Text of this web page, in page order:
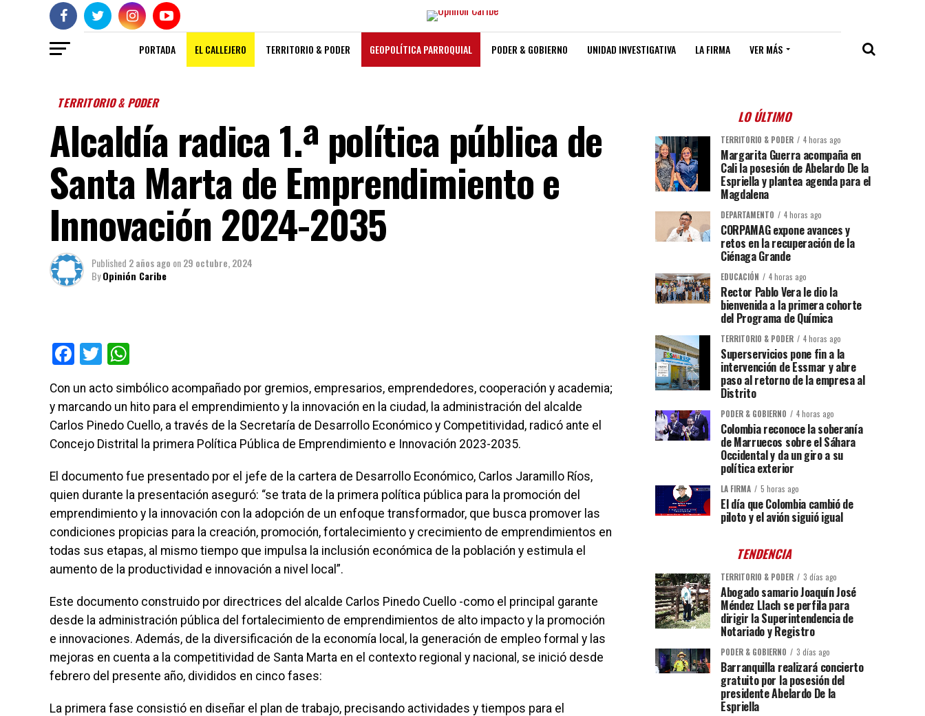
PORTADA EL CALLEJERO TERRITORIO & PODER GEOPOLÍTICA PARROQUIAL PODER & GOBIERNO UNIDAD INVESTIGATIVA LA FIRMA VER MÁS
TERRITORIO & PODER
Alcaldía radica 1.ª política pública de
Santa Marta de Emprendimiento e
Innovación 2024-2035
Published 2 años ago on29 octubre, 2024
ByOpinión Caribe
Facebook
Twitter
Con un acto simbólico acompañado por gremios, empresarios, emprendedores, cooperación y academia;
y marcando un hito para el emprendimiento y la innovación en la ciudad, la administración del alcalde
Carlos Pinedo Cuello, a través de la Secretaría de Desarrollo Económico y Competitividad, radicó ante el
Concejo Distrital la primera Política Pública de Emprendimiento e Innovación 2023-2035.
El documento fue presentado por el jefe de la cartera de Desarrollo Económico, Carlos Jaramillo Ríos,
quien durante la presentación aseguró: “se trata de la primera política pública para la promoción del
emprendimiento y la innovación con la adopción de un enfoque transformador, que busca promover las
condiciones propicias para la creación, promoción, fortalecimiento y crecimiento de emprendimientos en
todas sus etapas, al mismo tiempo que impulsa la inclusión económica de la población y estimula el
aumento de la productividad e innovación a nivel local”.
Este documento construido por directrices del alcalde Carlos Pinedo Cuello -como el principal garante
desde la administración pública del fortalecimiento de emprendimientos de alto impacto y la promoción
e innovaciones. Además, de la diversificación de la economía local, la generación de empleo formal y las
mejoras en cuenta a la competitividad de Santa Marta en el contexto regional y nacional, se inició desde
febrero del presente año, divididos en cinco fases:
La primera fase consistió en diseñar el plan de trabajo, precisando actividades y tiempos para el
LO ÚLTIMO
TERRITORIO & PODER 4 horas ago
Margarita Guerra acompaña en
Cali la posesión de Abelardo De la
Espriella y plantea agenda para el
Magdalena
DEPARTAMENTO 4 horas ago
CORPAMAG expone avances y
retos en la recuperación de la
Ciénaga Grande
EDUCACIÓN 4 horas ago
Rector Pablo Vera le dio la
bienvenida a la primera cohorte
del Programa de Química
TERRITORIO & PODER 4 horas ago
Superservicios pone fin a la
intervención de Essmar y abre
paso al retorno de la empresa al
Distrito
PODER & GOBIERNO 4 horas ago
Colombia reconoce la soberanía
de Marruecos sobre el Sáhara
Occidental y da un giro a su
política exterior
LA FIRMA 5 horas ago
El día que Colombia cambió de
piloto y el avión siguió igual
TENDENCIA
TERRITORIO & PODER 3 días ago
Abogado samario Joaquín José
Méndez Llach se perfila para
dirigir la Superintendencia de
Notariado y Registro
PODER & GOBIERNO 3 días ago
Barranquilla realizará concierto
gratuito por la posesión del
presidente Abelardo De la
Espriella